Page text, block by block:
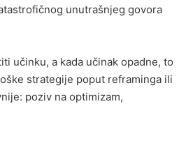
unutrašnjeg govora
učinku, a kada učinak opadne, to
strategije poput reframinga ili
poziv na optimizam,